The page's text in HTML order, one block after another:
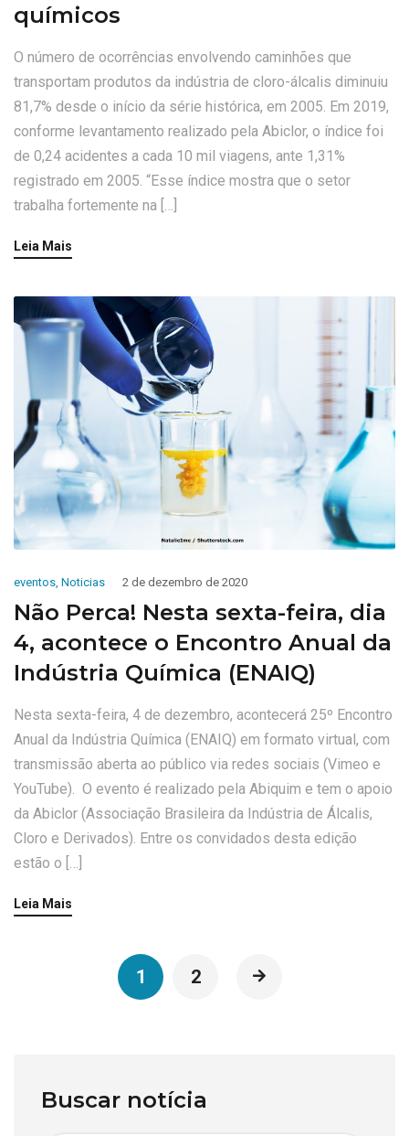
químicos
O número de ocorrências envolvendo caminhões que
transportam produtos da indústria de cloro-álcalis diminuiu
81,7% desde o início da série histórica, em 2005. Em 2019,
conforme levantamento realizado pela Abiclor, o índice foi
de 0,24 acidentes a cada 10 mil viagens, ante 1,31%
registrado em 2005. “Esse índice mostra que o setor
trabalha fortemente na […]
Leia Mais
eventos, Noticias 2 de dezembro de 2020
Não Perca! Nesta sexta-feira, dia
4, acontece o Encontro Anual da
Indústria Química (ENAIQ)
Nesta sexta-feira, 4 de dezembro, acontecerá 25º Encontro
Anual da Indústria Química (ENAIQ) em formato virtual, com
transmissão aberta ao público via redes sociais (Vimeo e
YouTube). O evento é realizado pela Abiquim e tem o apoio
da Abiclor (Associação Brasileira da Indústria de Álcalis,
Cloro e Derivados). Entre os convidados desta edição
estão o […]
Leia Mais
1 2
Buscar notícia